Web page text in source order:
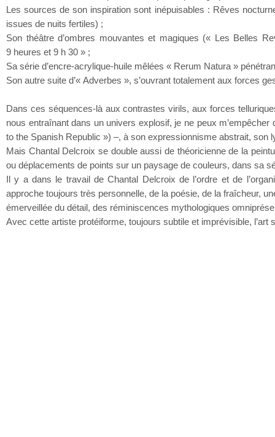
Les sources de son inspiration sont inépuisables : Rêves
issues de nuits fertiles) ;
Son théâtre d’ombres mouvantes et magiques (« Les Belles
9 heures et 9 h 30 » ;
Sa série d’encre-acrylique-huile mêlées « Rerum Natura »
Son autre suite d’« Adverbes », s’ouvrant totalement aux forces
Dans ces séquences-là aux contrastes virils, aux forces
nous entraînant dans un univers explosif, je ne peux
to the Spanish Republic ») –, à son expressionnisme abstrait,
Mais Chantal Delcroix se double aussi de théoricienne de la
ou déplacements de points sur un paysage de couleurs, dans sa
Il y a dans le travail de Chantal Delcroix de l’ordre et de
approche toujours très personnelle, de la poésie, de la fraîcheur,
émerveillée du détail, des réminiscences mythologiques
Avec cette artiste protéiforme, toujours subtile et imprévisible, l’art